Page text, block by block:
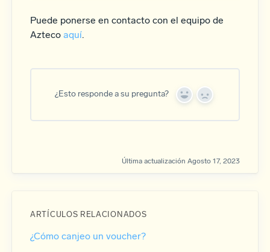
Puede ponerse en contacto con el equipo de
Azteco aquí.
¿Esto responde a su pregunta?
Y
s
N
Última actualización Agosto 17, 2023
ARTÍCULOS RELACIONADOS
¿Cómo canjeo un voucher?